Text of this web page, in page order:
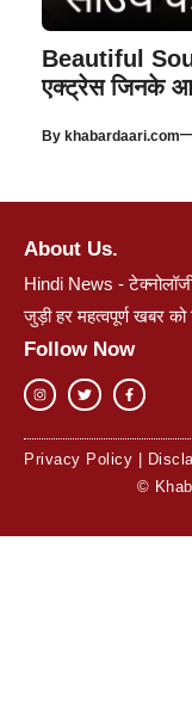
Beautiful
एक्ट्रेस जिनके
By khabardaari.com
About Us.
Hindi News -
जुड़ी हर महत्वपूर्ण खबर को
Follow Now
©
Privacy Policy